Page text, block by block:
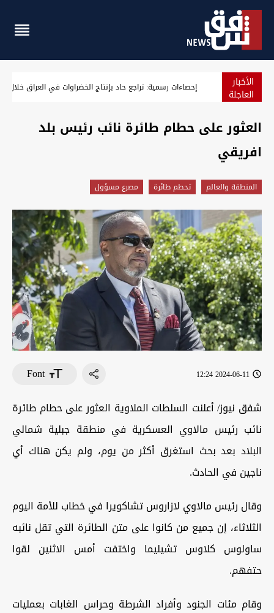
الأخبار
العاجلة العراق يعلن تعطيل الدوام الرسمي الأربعاء المقبل
العثور على حطام طائرة نائب رئيس بلد
افريقي
المنطقة والعالم تحطم طائرة مصرع مسؤول
2024-06-11 12:24
Font
شفق نيوز/ أعلنت السلطات الملاوية العثور على حطام طائرة
نائب رئيس مالاوي العسكرية في منطقة جبلية شمالي
البلاد بعد بحث استغرق أكثر من يوم، ولم يكن هناك أي
ناجين في الحادث.
وقال رئيس مالاوي لازاروس تشاكويرا في خطاب للأمة اليوم
الثلاثاء، إن جميع من كانوا على متن الطائرة التي تقل نائبه
ساولوس كلاوس تشيليما واختفت أمس الاثنين لقوا
حتفهم.
وقام مئات الجنود وأفراد الشرطة وحراس الغابات بعمليات